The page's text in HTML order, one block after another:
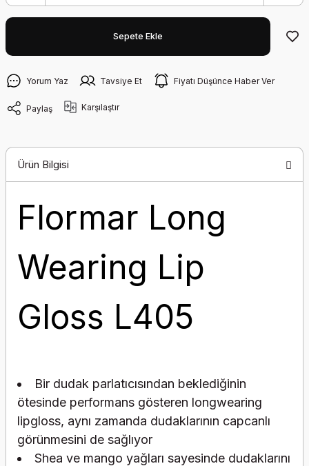
Sepete Ekle
Yorum Yaz Tavsiye Et Fiyatı Düşünce Haber Ver
Paylaş Karşılaştır
Ürün Bilgisi
Flormar Long
Wearing Lip
Gloss L405
Bir dudak parlatıcısından beklediğinin
ötesinde performans gösteren longwearing
lipgloss, aynı zamanda dudaklarının capcanlı
görünmesini de sağlıyor
Shea ve mango yağları sayesinde dudaklarını